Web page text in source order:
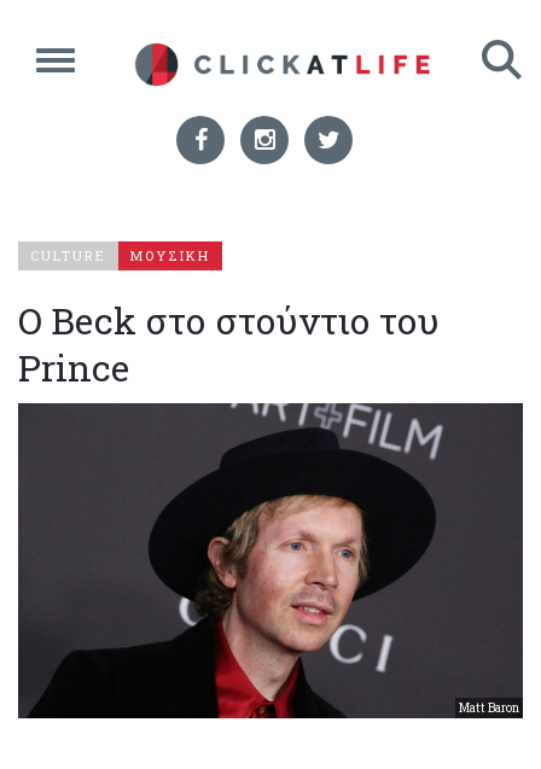
CULTURE ΜΟΥΣΙΚΗ
Ο Beck στο στούντιο του
Prince
Matt Baron